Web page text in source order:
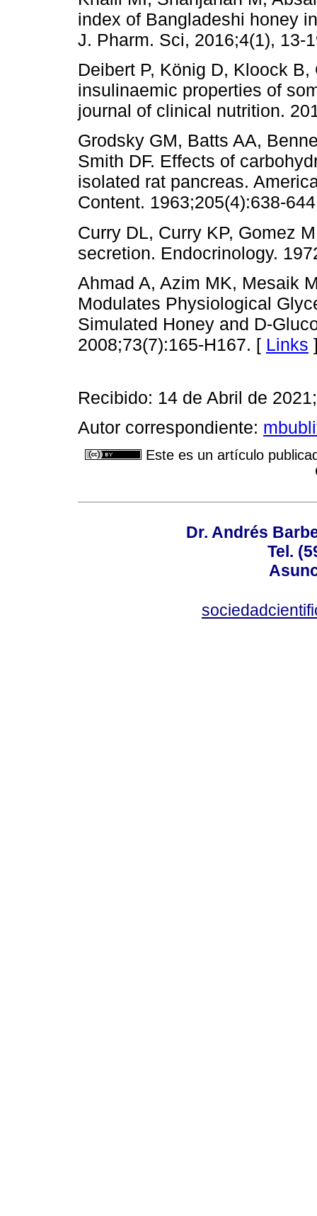
index of Bangladeshi honey
J. Pharm. Sci, 2016;4(1), 13-
Deibert P, König D, Kloock
insulinaemic properties of
journal of clinical nutrition.
Grodsky GM, Batts AA,
Smith DF. Effects of
isolated rat pancreas.
Content. 1963;205(4):638-
Curry DL, Curry KP, Gomez
secretion. Endocrinology.
Ahmad A, Azim MK, Mesaik
Modulates Physiological
Simulated Honey and
2008;73(7):165-H167. [ Links
Recibido: 14 de Abril de
Autor correspondiente:
Este es un artículo
Dr. Andrés
Tel.